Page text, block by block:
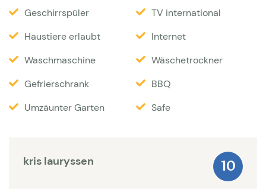
Restaurants.
Das Grundstück ist umzäunt, mit einem Zugangstor
ausgestattet und rund 1.500 Quadratmeter groß.
Ebene tiefer zum großen Salzwasser-Pool (12,5 x 5,5
Meter), der mit Poolalarm gesichert ist und zum
Sonnenschirme, insgesamt sechs Sonnenliegen und
Geschirrspüler
TV international
Haustiere erlaubt
Internet
Waschmaschine
Wäschetrockner
Gefrierschrank
BBQ
Umzäunter Garten
Safe
kris lauryssen 10